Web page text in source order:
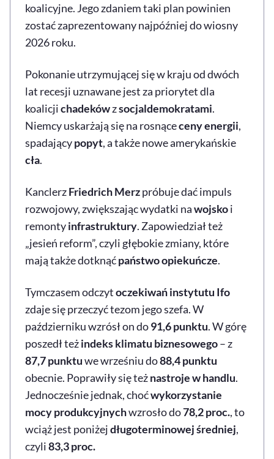
koalicyjne. Jego zdaniem taki plan powinien
zostać zaprezentowany najpóźniej do wiosny
2026 roku.
Pokonanie utrzymującej się w kraju od dwóch
lat recesji uznawane jest za priorytet dla
koalicjichadekówzsocjaldemokratami.
Niemcy uskarżają się na rosnąceceny energii,
spadającypopyt, a także nowe amerykańskie
cła.
KanclerzFriedrich Merzpróbuje dać impuls
rozwojowy, zwiększając wydatki nawojskoi
remontyinfrastruktury. Zapowiedział też
„jesień reform”, czyli głębokie zmiany, które
mają także dotknąćpaństwo opiekuńcze.
Tymczasem odczytoczekiwań instytutu Ifo
zdaje się przeczyć tezom jego szefa. W
październiku wzrósł on do91,6 punktu. W górę
poszedł teżindeks klimatu biznesowego– z
87,7 punktuwe wrześniu do88,4 punktu
obecnie. Poprawiły się teżnastroje w handlu.
Jednocześnie jednak, choćwykorzystanie
mocy produkcyjnychwzrosło do78,2 proc., to
wciąż jest poniżejdługoterminowej średniej,
czyli83,3 proc.